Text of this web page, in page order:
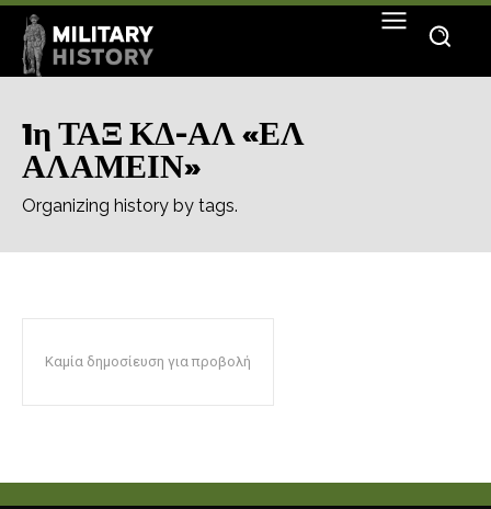
1η ΤΑΞ ΚΔ-ΑΛ «ΕΛ
ΑΛΑΜΕΙΝ»
Organizing history by tags.
Καμία δημοσίευση για προβολή